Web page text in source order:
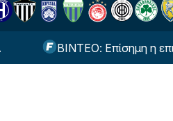
ΒΙΝΤΕΟ: Επίσημη η